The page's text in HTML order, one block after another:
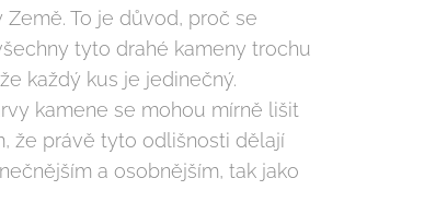
To je důvod, proč se
tyto drahé kameny trochu
každý kus je jedinečný.
kamene se mohou mírně lišit
že právě tyto odlišnosti dělají
a osobnějším, tak jako